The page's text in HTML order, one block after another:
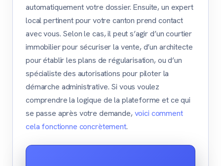
automatiquement votre dossier. Ensuite, un expert
local pertinent pour votre canton prend contact
avec vous. Selon le cas, il peut s’agir d’un courtier
immobilier pour sécuriser la vente, d’un architecte
pour établir les plans de régularisation, ou d’un
spécialiste des autorisations pour piloter la
démarche administrative. Si vous voulez
comprendre la logique de la plateforme et ce qui
se passe après votre demande,voici comment
cela fonctionne concrètement.